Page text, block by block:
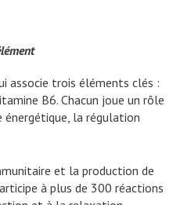
associe trois éléments clés :
B6. Chacun joue un rôle
la régulation
et la production de
à plus de 300 réactions